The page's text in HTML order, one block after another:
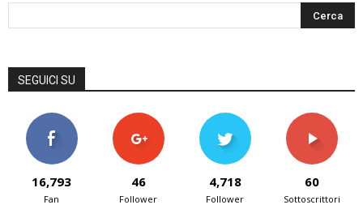
SEGUICI SU
16,793
Fan
46
Follower
4,718
Follower
60
Sottoscrittori